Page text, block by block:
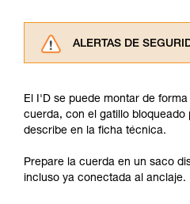
ALERTAS DE
consultarlo. Usted
información de la
comprender este
y un entrenamiento
través de un
El I'D se puede montar de
cuerda, con el gatillo bloqueado
describe en la ficha técnica.
Prepare la cuerda en un saco
incluso ya conectada al anclaje.